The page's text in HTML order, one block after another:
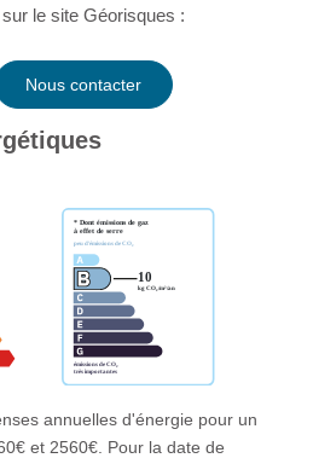
le site Géorisques :
Nous contacter
annuelles d'énergie pour un
et 2560€. Pour la date de